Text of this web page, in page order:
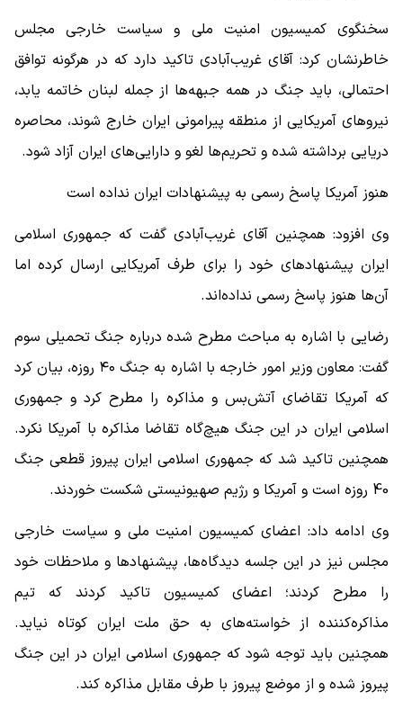
سخنگوی کمیسیون امنیت ملی و سیاست خارجی مجلس
خاطرنشان کرد: آقای غریب‌آبادی تاکید دارد که در هرگونه توافق
احتمالی، باید جنگ در همه جبهه‌ها از جمله لبنان خاتمه یابد،
نیروهای آمریکایی از منطقه پیرامونی ایران خارج شوند، محاصره
دریایی برداشته شده و تحریم‌ها لغو و دارایی‌های ایران آزاد شود.
هنوز آمریکا پاسخ رسمی به پیشنهادات ایران نداده است
وی افزود: همچنین آقای غریب‌آبادی گفت که جمهوری اسلامی
ایران پیشنهادهای خود را برای طرف آمریکایی ارسال کرده اما
آن‌ها هنوز پاسخ رسمی نداده‌اند.
رضایی با اشاره به مباحث مطرح شده درباره جنگ تحمیلی سوم
گفت: معاون وزیر امور خارجه با اشاره به جنگ ۴۰ روزه، بیان کرد
که آمریکا تقاضای آتش‌بس و مذاکره را مطرح کرد و جمهوری
اسلامی ایران در این جنگ هیچ‌گاه تقاضا مذاکره با آمریکا نکرد.
همچنین تاکید شد که جمهوری اسلامی ایران پیروز قطعی جنگ
40 روزه است و آمریکا و رژیم صهیونیستی شکست خوردند.
وی ادامه داد: اعضای کمیسیون امنیت ملی و سیاست خارجی
مجلس نیز در این جلسه دیدگاه‌ها، پیشنهادها و ملاحظات خود
را مطرح کردند؛ اعضای کمیسیون تاکید کردند که تیم
مذاکره‌کننده از خواسته‌های به حق ملت ایران کوتاه نیاید.
همچنین باید توجه شود که جمهوری اسلامی ایران در این جنگ
پیروز شده و از موضع پیروز با طرف مقابل مذاکره کند.